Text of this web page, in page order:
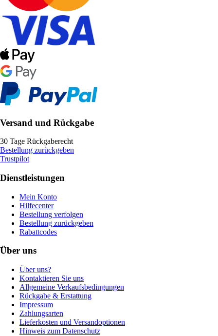
Versand und Rückgabe
30 Tage Rückgaberecht
Bestellung zurückgeben
Trustpilot
Dienstleistungen
Mein Konto
Hilfecenter
Bestellung verfolgen
Bestellung zurückgeben
Rabattcodes
Über uns
Über uns?
Kontaktieren Sie uns
Allgemeine Verkaufsbedingungen
Rückgabe & Erstattung
Impressum
Zahlungsarten
Lieferkosten und Versandoptionen
Hinweis zum Datenschutz